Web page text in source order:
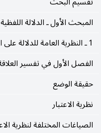
المبحث الأول ـ الدلالة
1 ـ النظرية العامة للدلالة على المعنى الحقيقي
الفصل الأول في تفسير
حقيقة الوضع
نظرية الاعتبار
الصياغات المختلفة لنظرية
المسألتين صغرياتها لا أكثر.
٢ ـ موقف السيد الأستاذ من النقض
وحاصل ما حاوله
قيد عدم الاحتياج إلى
فذكر : ان علم